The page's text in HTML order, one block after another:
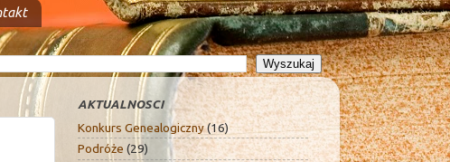
AKTUALNOSCI
Konkurs Genealogiczny(16)
Podróże (29)